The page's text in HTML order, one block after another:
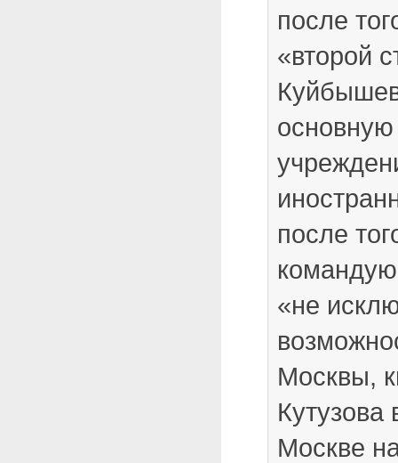
после
«второй
основную
после
«не
Москвы,
Кутузова
Москве